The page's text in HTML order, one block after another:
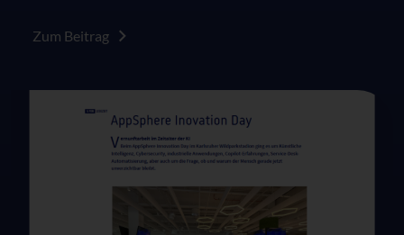
dem AppSphere Innovation Day 2026.
Zum Beitrag